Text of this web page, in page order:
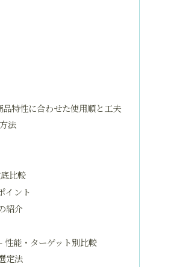
特性に合わせた使用順と工夫
法
比較
イント
紹介
性能・ターゲット別比較
定法